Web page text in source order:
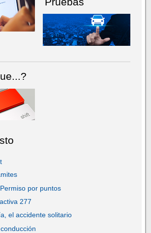
por puntos
277
el accidente solitario